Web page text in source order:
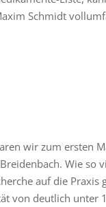
Schmidt
wir zum ersten
Wie so
auf die Praxis
von deutlich unter